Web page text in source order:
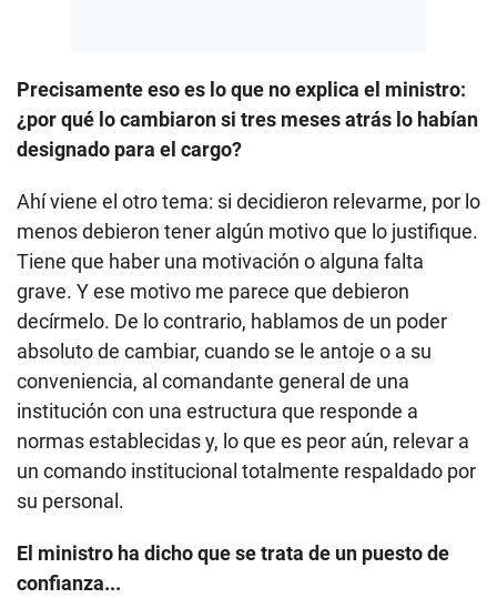
Precisamente eso es lo que no explica el ministro:
¿por qué lo cambiaron si tres meses atrás lo habían
designado para el cargo?
Ahí viene el otro tema: si decidieron relevarme, por lo
menos debieron tener algún motivo que lo justifique.
Tiene que haber una motivación o alguna falta
grave. Y ese motivo me parece que debieron
decírmelo. De lo contrario, hablamos de un poder
absoluto de cambiar, cuando se le antoje o a su
conveniencia, al comandante general de una
institución con una estructura que responde a
normas establecidas y, lo que es peor aún, relevar a
un comando institucional totalmente respaldado por
su personal.
El ministro ha dicho que se trata de un puesto de
confianza...